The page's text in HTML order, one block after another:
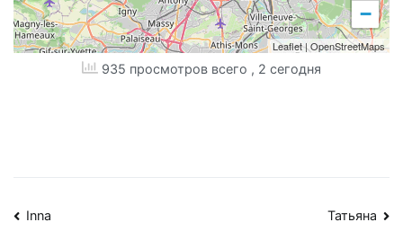
−
Leaflet|OpenStreetMaps
935 просмотров всего , 2 сегодня
Навигация
Inna Татьяна